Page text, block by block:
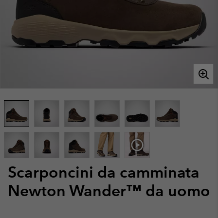
Scarponcini da camminata
Newton Wander™ da uomo